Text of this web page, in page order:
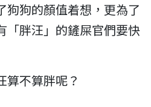
狗狗的顏值着想，更為了
「胖汪」的鏟屎官們要快
算不算胖呢？